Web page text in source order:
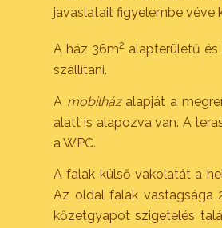
javaslatait figyelembe véve
A ház 36m2 alapterületű
szállítani.
A mobilházalapját a
alatt is alapozva van. A
a WPC.
A falak külső vakolatát a
Az oldal falak vastagsága
kőzetgyapot szigetelés